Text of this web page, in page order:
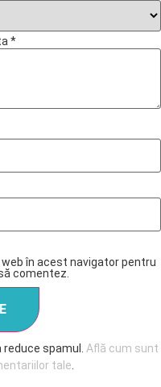
*
în acest navigator pentru
comentez.
spamul. Află cum sunt
tale.